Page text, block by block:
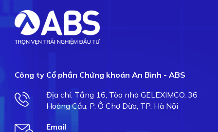
Công ty Cổ phần Chứng khoán An Bình - ABS
Địa chỉ: Tầng 16, Tòa nhà GELEXIMCO, 36
Hoàng Cầu, P. Ô Chợ Dừa, TP. Hà Nội
Email